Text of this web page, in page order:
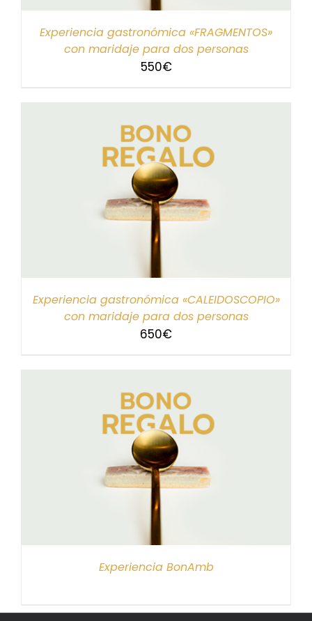
Experiencia gastronómica «FRAGMENTOS»
con maridaje para dos personas
550€
Experiencia gastronómica «CALEIDOSCOPIO»
con maridaje para dos personas
650€
Experiencia BonAmb